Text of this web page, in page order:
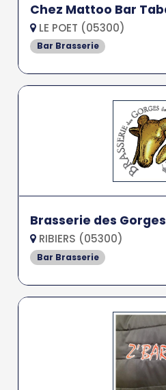
Chez Mattoo Bar
LE POET (05300)
Bar Brasserie
Brasserie des
RIBIERS (05300)
Bar Brasserie